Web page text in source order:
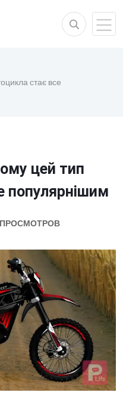
стає все
цей тип
популярнішим
ПРОСМОТРОВ